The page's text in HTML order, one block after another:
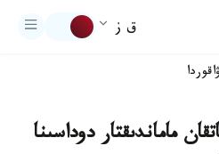
ق ز
اقوردا
ماماندىقتار دوداسىنا